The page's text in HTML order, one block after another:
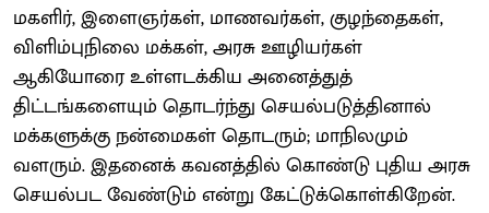
மகளிர், இளைஞர்கள், மாணவர்கள், குழந்தைகள்,
விளிம்புநிலை மக்கள், அரசு ஊழியர்கள்
ஆகியோரை உள்ளடக்கிய அனைத்துத்
திட்டங்களையும் தொடர்ந்து செயல்படுத்தினால்
மக்களுக்கு நன்மைகள் தொடரும்; மாநிலமும்
வளரும். இதனைக் கவனத்தில் கொண்டு புதிய அரசு
செயல்பட வேண்டும் என்று கேட்டுக்கொள்கிறேன்.